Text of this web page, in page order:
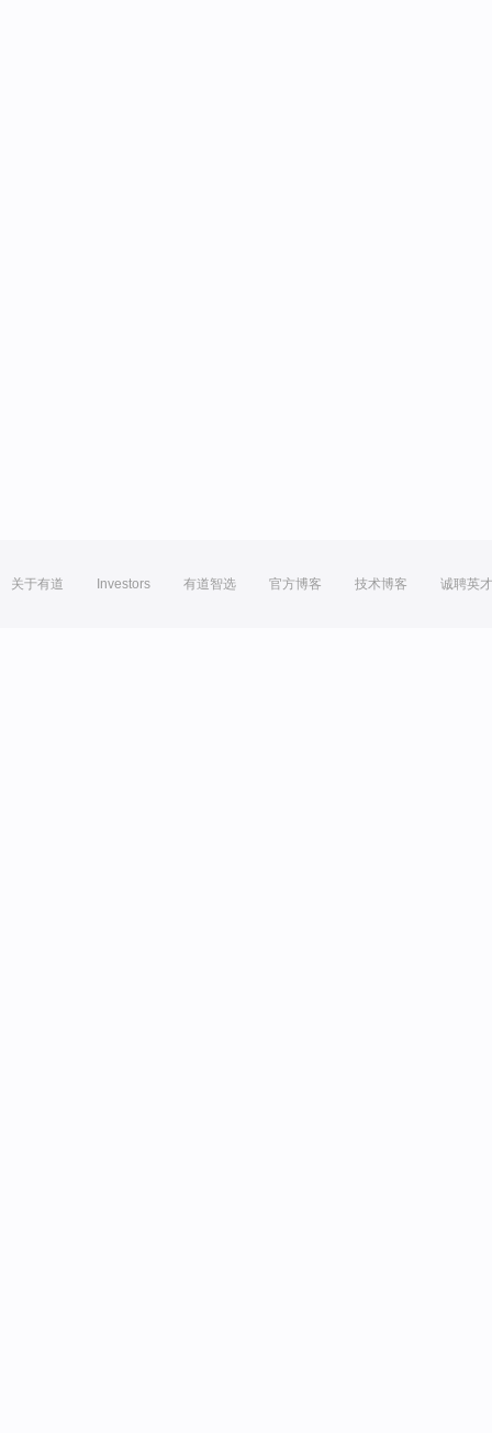
关于有道 Investors 有道智选 官方博客 技术博客 诚聘英才